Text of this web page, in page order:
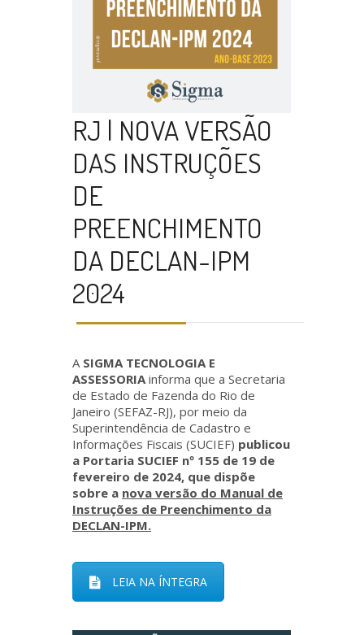
RJ | NOVA VERSÃO
DAS INSTRUÇÕES
DE
PREENCHIMENTO
DA DECLAN-IPM
2024
ASIGMA TECNOLOGIA E
ASSESSORIAinforma que a Secretaria
de Estado de Fazenda do Rio de
Janeiro (SEFAZ-RJ), por meio da
Superintendência de Cadastro e
Informações Fiscais (SUCIEF) publicou
a Portaria SUCIEF nº 155 de 19 de
fevereiro de 2024, que dispõe
sobre a nova versão do Manual de
Instruções de Preenchimento da
DECLAN-IPM.
LEIA NA ÍNTEGRA